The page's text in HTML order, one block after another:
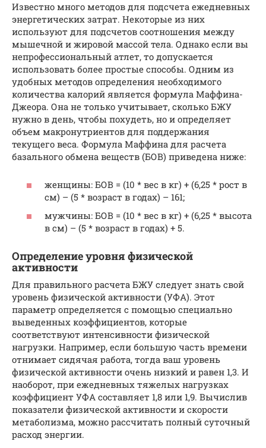
Известно много методов для подсчета ежедневных
энергетических затрат. Некоторые из них
используют для подсчетов соотношения между
мышечной и жировой массой тела. Однако если вы
непрофессиональный атлет, то допускается
использовать более простые способы. Одним из
удобных методов определения необходимого
количества калорий является формула Маффина-
Джеора. Она не только учитывает, сколько БЖУ
нужно в день, чтобы похудеть, но и определяет
объем макронутриентов для поддержания
текущего веса. Формула Маффина для расчета
базального обмена веществ (БОВ) приведена ниже:
женщины: БОВ = (10 * вес в кг) + (6,25 * рост в
см) – (5 * возраст в годах) – 161;
мужчины: БОВ = (10 * вес в кг) + (6,25 * высота
в см) – (5 * возраст в годах) + 5.
Определение уровня физической
активности
Для правильного расчета БЖУ следует знать свой
уровень физической активности (УФА). Этот
параметр определяется с помощью специально
выведенных коэффициентов, которые
соответствуют интенсивности физической
нагрузки. Например, если большую часть времени
отнимает сидячая работа, тогда ваш уровень
физической активности очень низкий и равен 1,3. И
наоборот, при ежедневных тяжелых нагрузках
коэффициент УФА составляет 1,8 или 1,9. Вычислив
показатели физической активности и скорости
метаболизма, можно рассчитать полный суточный
расход энергии.